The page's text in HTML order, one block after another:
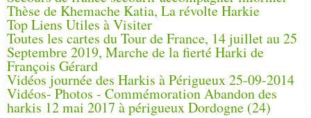
Thèse de Khemache Katia, La révolte Harkie
Top Liens Utiles à Visiter
Toutes les cartes du Tour de France, 14 juillet au 25
Septembre 2019, Marche de la fierté Harki de
François Gérard
Vidéos journée des Harkis à Périgueux 25-09-2014
Vidéos- Photos - Commémoration Abandon des
harkis 12 mai 2017 à périgueux Dordogne (24)